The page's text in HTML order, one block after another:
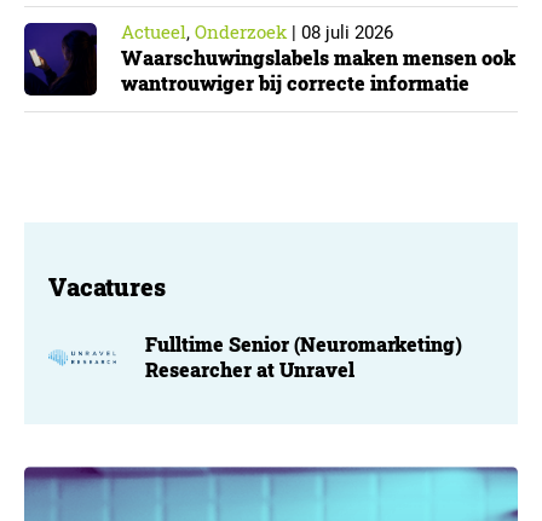
Actueel, Onderzoek| 08 juli 2026
Waarschuwingslabels maken mensen ook
wantrouwiger bij correcte informatie
Vacatures
Fulltime Senior (Neuromarketing)
Researcher at Unravel